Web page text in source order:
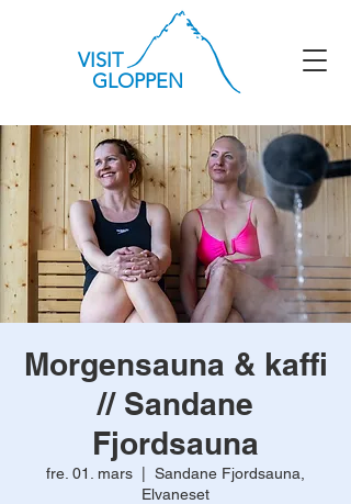
VISIT
GLOPPEN
Morgensauna & kaffi
// Sandane
Fjordsauna
fre. 01. mars
Sandane Fjordsauna,
Elvaneset